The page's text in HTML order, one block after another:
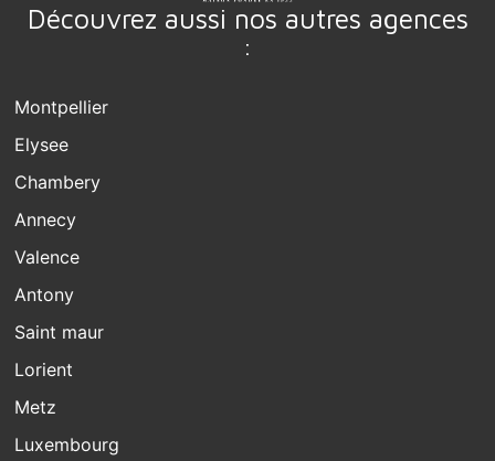
Découvrez aussi nos autres agences
:
Montpellier
Elysee
Chambery
Annecy
Valence
Antony
Saint maur
Lorient
Metz
Luxembourg